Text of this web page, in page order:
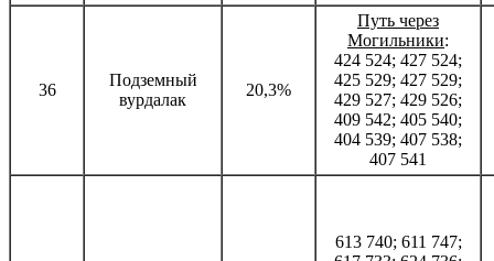
36
Подземный
вурдалак
20,3%
Путь через
Могильники:
424 524; 427 524;
425 529; 427 529;
429 527; 429 526;
409 542; 405 540;
404 539; 407 538;
407 541
613 740; 611 747;